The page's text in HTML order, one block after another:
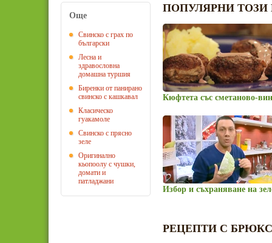
Още
Свинско с грах по
български
Лесна и
здравословна
домашна туршия
Биренки от панирано
свинско с кашкавал
Класическо
гуакамоле
Свинско с прясно
зеле
Оригинално
кьопоолу с чушки,
домати и
патладжани
ПОПУЛЯРНИ ТОЗИ
Кюфтета със сметаново-
Избор и съхраняване на
РЕЦЕПТИ С